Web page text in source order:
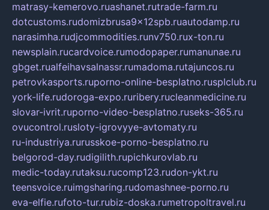
matrasy-kemerovo.ruashanet.rutrade-farm.ru
dotcustoms.rudomizbrusa9x12spb.ruautodamp.ru
narasimha.rudjcommodities.runv750.rux-ton.ru
newsplain.rucardvoice.rumodopaper.rumanunae.ru
gbget.rualfeihavsalnassr.rumadoma.rutajuncos.ru
petrovkasports.ruporno-online-besplatno.rusplclub.ru
york-life.rudoroga-expo.ruribery.rucleanmedicine.ru
slovar-ivrit.ruporno-video-besplatno.ruseks-365.ru
ovucontrol.rusloty-igrovyye-avtomaty.ru
ru-industriya.rurusskoe-porno-besplatno.ru
belgorod-day.rudigilith.rupichkurovlab.ru
medic-today.rutaksu.rucomp123.rudon-ykt.ru
teensvoice.ruimgsharing.rudomashnee-porno.ru
eva-elfie.rufoto-tur.rubiz-doska.rumetropoltravel.ru